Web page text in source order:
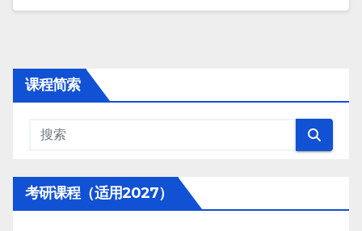
课程简索
考研课程（适用2027）